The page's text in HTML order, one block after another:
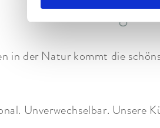
Mittag im
in der Natur kommt die
Unverwechselbar.